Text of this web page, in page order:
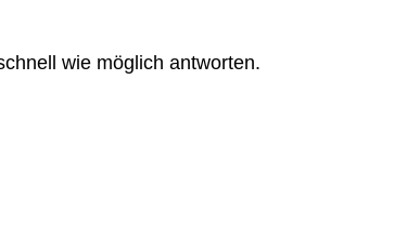
wie möglich antworten.